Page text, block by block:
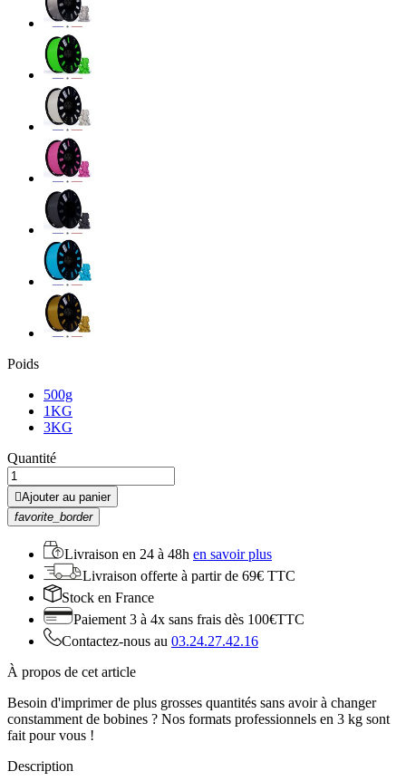
Poids
500g
1KG
3KG
Quantité
Ajouter au panier
favorite_border
Livraison en 24 à 48h en savoir plus
Livraison offerte à partir de 69€ TTC
Stock en France
Paiement 3 à 4x sans frais dès 100€TTC
Contactez-nous au 03.24.27.42.16
À propos de cet article
Besoin d'imprimer de plus grosses quantités sans avoir à changer
constamment de bobines ? Nos formats professionnels en 3 kg sont
fait pour vous !
Description